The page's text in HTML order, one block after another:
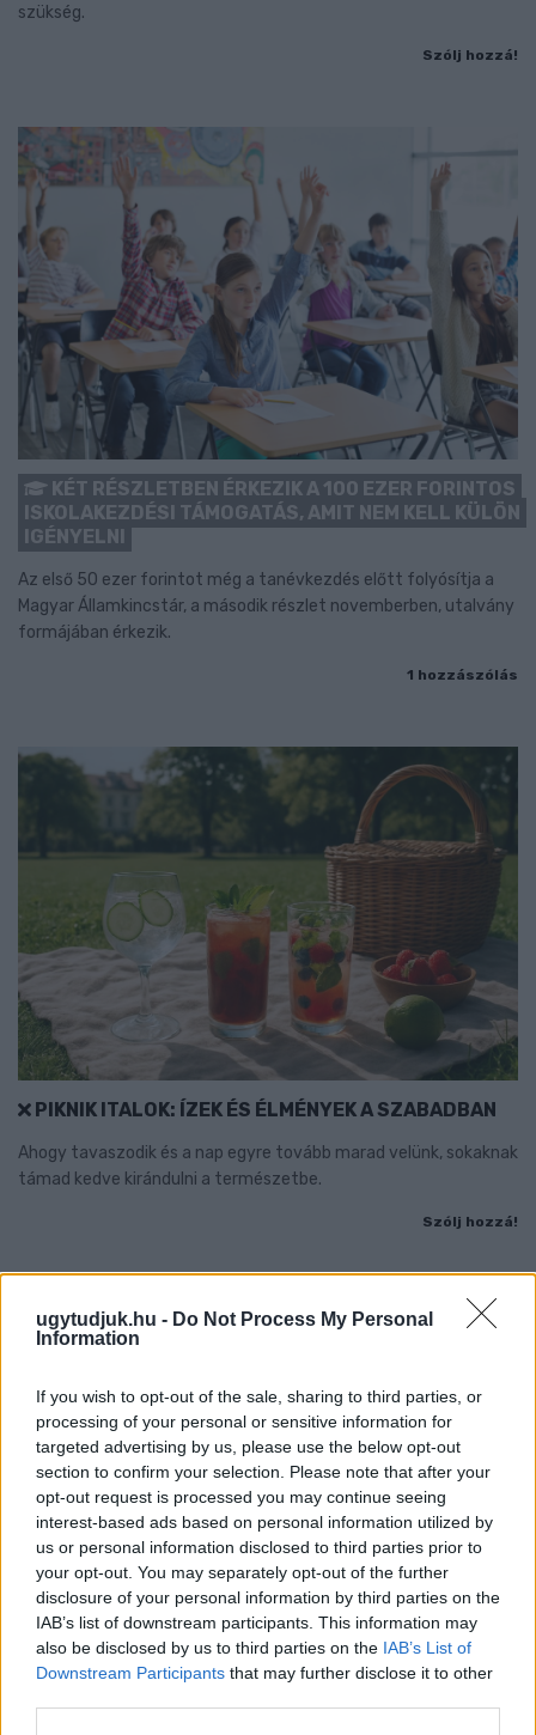
ugytudjuk.hu - Do Not Process My Personal
Information
If you wish to opt-out of the sale, sharing to third parties, or
processing of your personal or sensitive information for
targeted advertising by us, please use the below opt-out
section to confirm your selection. Please note that after your
opt-out request is processed you may continue seeing
interest-based ads based on personal information utilized by
us or personal information disclosed to third parties prior to
your opt-out. You may separately opt-out of the further
disclosure of your personal information by third parties on the
IAB’s list of downstream participants. This information may
also be disclosed by us to third parties on the IAB’s List of
Downstream Participants that may further disclose it to other
szükség.
Szólj hozzá!
KÉT RÉSZLETBEN ÉRKEZIK A 100 EZER FORINTOS
ISKOLAKEZDÉSI TÁMOGATÁS, AMIT NEM KELL KÜLÖN
IGÉNYELNI
Az első 50 ezer forintot még a tanévkezdés előtt folyósítja a
Magyar Államkincstár, a második részlet novemberben, utalvány
formájában érkezik.
1 hozzászólás
PIKNIK ITALOK: ÍZEK ÉS ÉLMÉNYEK A SZABADBAN
Ahogy tavaszodik és a nap egyre tovább marad velünk, sokaknak
támad kedve kirándulni a természetbe.
Szólj hozzá!
ÖRÖMHÍR: TÍZ ÉVE NEM VOLT ILYEN ALACSONY AZ
INFLÁCIÓ MAGYARORSZÁGON
Júliusban mindössze 1,2 százalékkal emelkedtek éves